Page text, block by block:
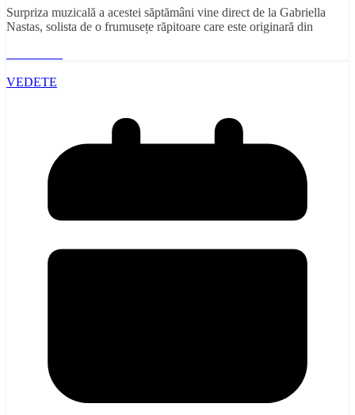
Surpriza muzicală a acestei săptămâni vine direct de la Gabriella
Nastas, solista de o frumusețe răpitoare care este originară din
VEDETE